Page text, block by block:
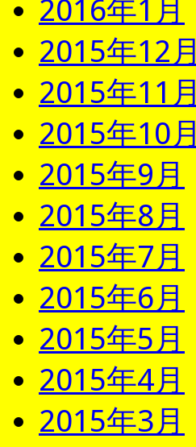
2016年1月
2015年12月
2015年11月
2015年10月
2015年9月
2015年8月
2015年7月
2015年6月
2015年5月
2015年4月
2015年3月